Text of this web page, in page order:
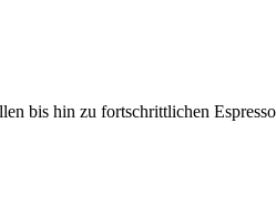
bis hin zu fortschrittlichen